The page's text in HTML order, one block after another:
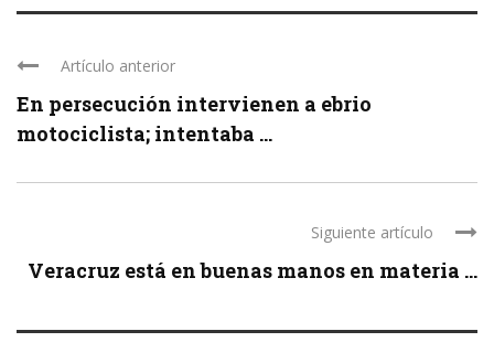
Artículo anterior
En persecución intervienen a ebrio
motociclista; intentaba ...
Siguiente artículo
Veracruz está en buenas manos en materia ...